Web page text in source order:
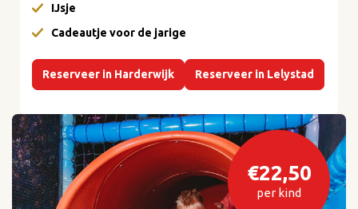
IJsje
Cadeautje voor de jarige
Reserveer in Harderwijk Reserveer in Lelystad
€22,50
per kind